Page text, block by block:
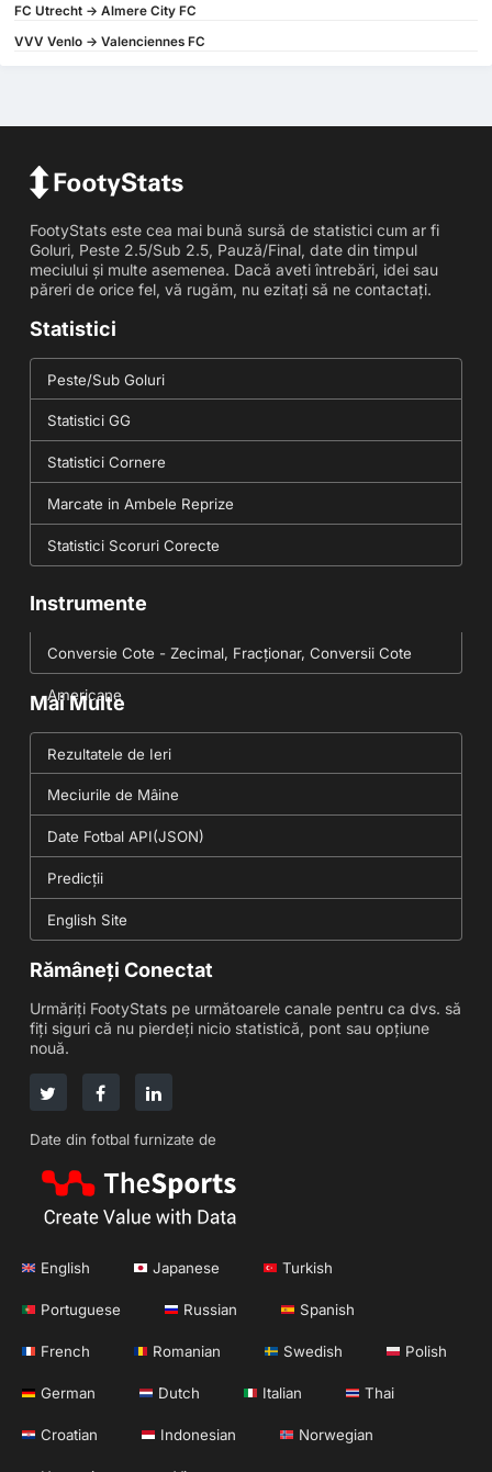
FC Utrecht -> Almere City FC
VVV Venlo -> Valenciennes FC
FootyStats este cea mai bună sursă de statistici cum ar fi
Goluri, Peste 2.5/Sub 2.5, Pauză/Final, date din timpul
meciului și multe asemenea. Dacă aveti întrebări, idei sau
păreri de orice fel, vă rugăm, nu ezitați să ne contactați.
Statistici
Peste/Sub Goluri
Statistici GG
Statistici Cornere
Marcate in Ambele Reprize
Statistici Scoruri Corecte
Instrumente
Conversie Cote - Zecimal, Fracționar, Conversii Cote
Americane
Mai Multe
Rezultatele de Ieri
Meciurile de Mâine
Date Fotbal API(JSON)
Predicții
English Site
Rămâneți Conectat
Urmăriți FootyStats pe următoarele canale pentru ca dvs. să
fiți siguri că nu pierdeți nicio statistică, pont sau opțiune
nouă.
Date din fotbal furnizate de
English Japanese Turkish
Portuguese Russian Spanish
French Romanian Swedish Polish
German Dutch Italian Thai
Croatian Indonesian Norwegian